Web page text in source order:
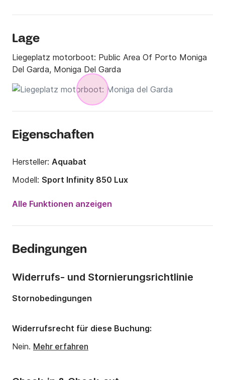
Lage
Liegeplatz motorboot: Public Area Of Porto Moniga
Del Garda, Moniga Del Garda
Eigenschaften
Hersteller: Aquabat
Modell: Sport Infinity 850 Lux
Motorleistung:
Anzahl Plätze an Bord:
Alle Funktionen anzeigen
Bedingungen
Widerrufs- und Stornierungsrichtlinie
Stornobedingungen
Widerrufsrecht für diese Buchung:
Nein. Mehr erfahren